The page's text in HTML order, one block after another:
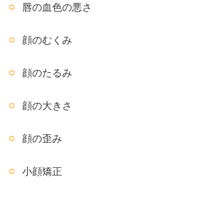
唇の血色の悪さ
顔のむくみ
顔のたるみ
顔の大きさ
顔の歪み
小顔矯正